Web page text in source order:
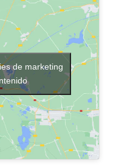
de marketing